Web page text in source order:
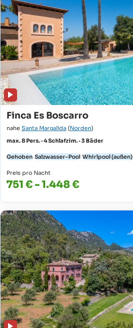
Finca Es Boscarro
nahe Santa Margalida (Norden)
max. 8 Pers. · 4 Schlafzim. · 3 Bäder
Gehoben Salzwasser-Pool Whirlpool (außen)
Preis pro Nacht
751 € - 1.448 €